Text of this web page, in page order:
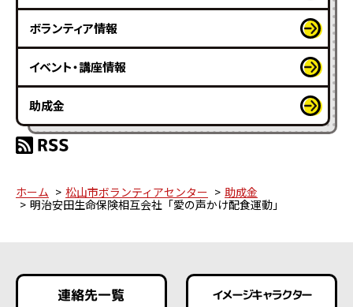
ボランティア情報
イベント・講座情報
助成金
ホーム 松山市ボランティアセンター
助成金
明治安田生命保険相互会社「愛の声かけ配食運動」
連絡先一覧 イメージキャラクター